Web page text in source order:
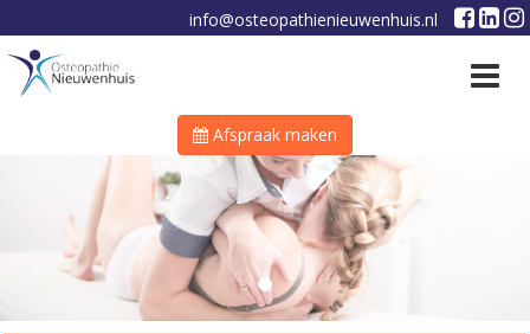
info@osteopathienieuwenhuis.nl
Toggle
Afspraak maken